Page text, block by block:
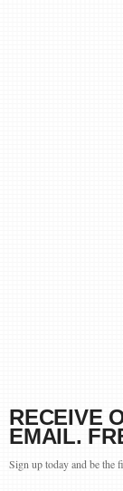
RECEIVE
EMAIL.
Sign up today and be the